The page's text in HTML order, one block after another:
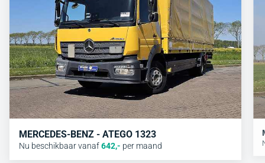
MERCEDES-BENZ - ATEGO 1323
Nu beschikbaar vanaf642,- per maand